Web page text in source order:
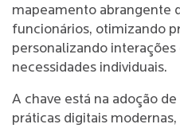
mapeamento abrangente
funcionários, otimizando
personalizando
necessidades individuais.
A chave está na adoção
práticas digitais